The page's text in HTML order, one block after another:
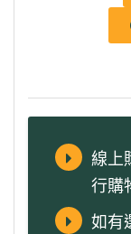
線上
行購
如有